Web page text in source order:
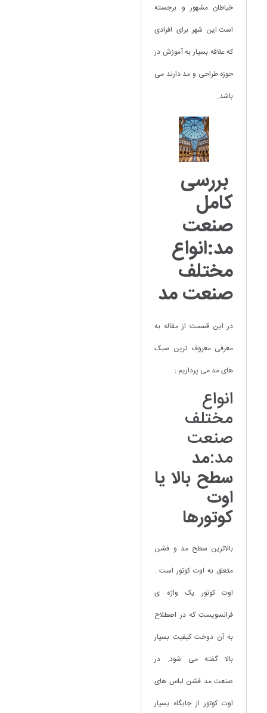
خیاطان مشهور و برجسته
است.این شهر برای افرادی
که علاقه بسیار به آموزش در
حوزه طراحی و مد دارند می
باشد.
بررسی
کامل
صنعت
مد:انواع
مختلف
صنعت مد
در این قسمت از مقاله به
معرفی معروف ترین سبک
های مد می پردازیم :
انواع
مختلف
صنعت
مد:مد
سطح بالا یا
اوت
کوتورها
بالاترین سطح مد و فشن
متعلق به اوت کوتور است .
اوت کوتور یک واژه ی
فرانسویست که در اصطلاح
به آن دوخت کیفیت بسیار
بالا گفته می شود. در
صنعت مد فشن لباس های
اوت کوتور از جایگاه بسیار